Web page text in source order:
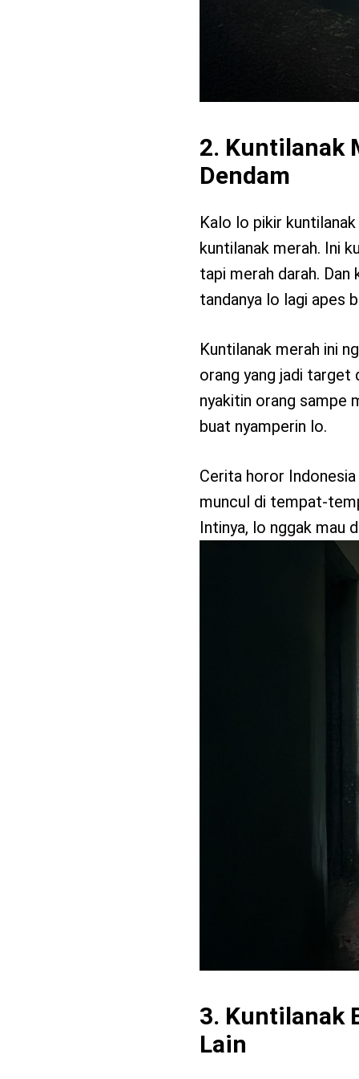
2. Kuntilanak
Dendam
Kalo lo pikir
kuntilanak merah. Ini
tapi merah darah.
tandanya lo lagi apes
Kuntilanak merah ini
orang yang jadi target
nyakitin orang sampe
buat nyamperin lo.
Cerita horor
muncul di tempat-
Intinya, lo nggak mau
3. Kuntilanak
Lain